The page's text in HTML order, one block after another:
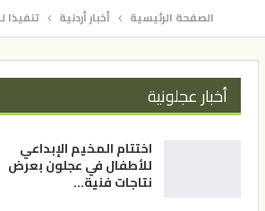
الصفحة الرئيسية أخبار أردنية
أخبار عجلونية
اختتام المخيم الإبداعي
للأطفال في عجلون بعرض
نتاجات فنية…